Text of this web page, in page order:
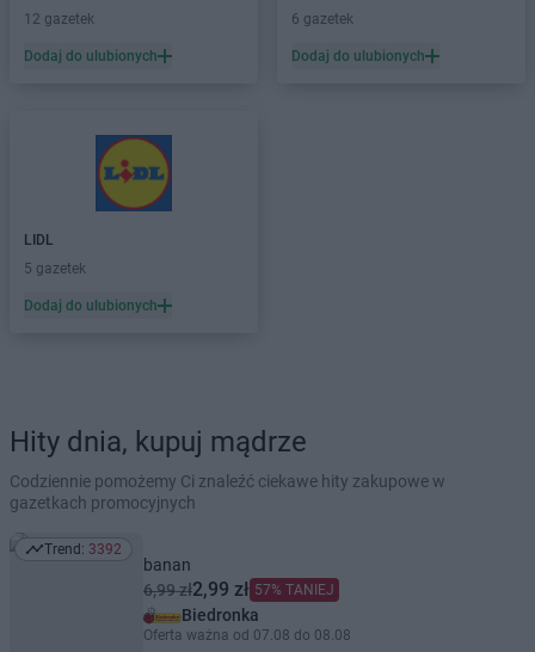
12 gazetek
Dodaj do ulubionych
6 gazetek
Dodaj do ulubionych
LIDL
5 gazetek
Dodaj do ulubionych
Hity dnia, kupuj mądrze
Codziennie pomożemy Ci znaleźć ciekawe hity zakupowe w
gazetkach promocyjnych
Trend: 3392
Trend: 3392
banan
6,99 zł2,99 zł 57% TANIEJ
Biedronka
Oferta ważna od 07.08 do 08.08